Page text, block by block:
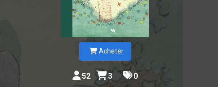
Acheter
52 3 0